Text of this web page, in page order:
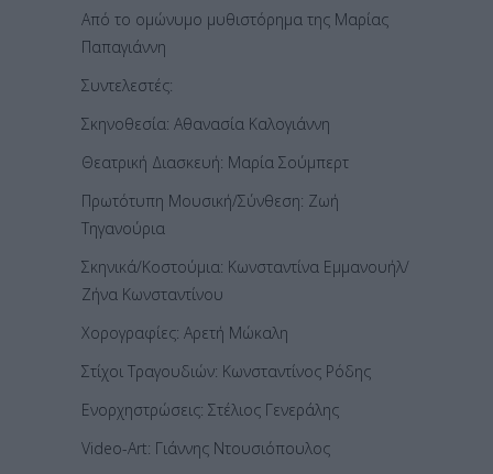
Από το ομώνυμο μυθιστόρημα της Μαρίας
Παπαγιάννη
Συντελεστές:
Σκηνοθεσία: Αθανασία Καλογιάννη
Θεατρική Διασκευή: Μαρία Σούμπερτ
Πρωτότυπη Μουσική/Σύνθεση: Ζωή
Τηγανούρια
Σκηνικά/Κοστούμια: Κωνσταντίνα Εμμανουήλ/
Ζήνα Κωνσταντίνου
Χορογραφίες: Αρετή Μώκαλη
Στίχοι Τραγουδιών: Κωνσταντίνος Ρόδης
Ενορχηστρώσεις: Στέλιος Γενεράλης
Video-Art: Γιάννης Ντουσιόπουλος